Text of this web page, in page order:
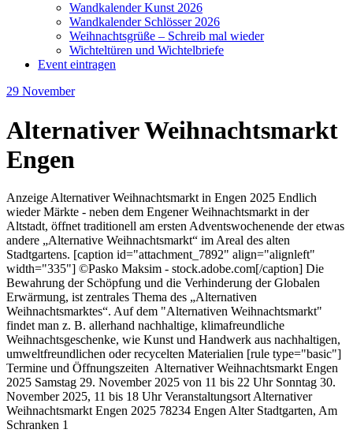
Wandkalender Kunst 2026
Wandkalender Schlösser 2026
Weihnachtsgrüße – Schreib mal wieder
Wichteltüren und Wichtelbriefe
Event eintragen
29 November
Alternativer Weihnachtsmarkt
Engen
Anzeige Alternativer Weihnachtsmarkt in Engen 2025 Endlich
wieder Märkte - neben dem Engener Weihnachtsmarkt in der
Altstadt, öffnet traditionell am ersten Adventswochenende der etwas
andere „Alternative Weihnachtsmarkt“ im Areal des alten
Stadtgartens. [caption id="attachment_7892" align="alignleft"
width="335"] ©Pasko Maksim - stock.adobe.com[/caption] Die
Bewahrung der Schöpfung und die Verhinderung der Globalen
Erwärmung, ist zentrales Thema des „Alternativen
Weihnachtsmarktes“. Auf dem "Alternativen Weihnachtsmarkt"
findet man z. B. allerhand nachhaltige, klimafreundliche
Weihnachtsgeschenke, wie Kunst und Handwerk aus nachhaltigen,
umweltfreundlichen oder recycelten Materialien [rule type="basic"]
Termine und Öffnungszeiten Alternativer Weihnachtsmarkt Engen
2025 Samstag 29. November 2025 von 11 bis 22 Uhr Sonntag 30.
November 2025, 11 bis 18 Uhr Veranstaltungsort Alternativer
Weihnachtsmarkt Engen 2025 78234 Engen Alter Stadtgarten, Am
Schranken 1